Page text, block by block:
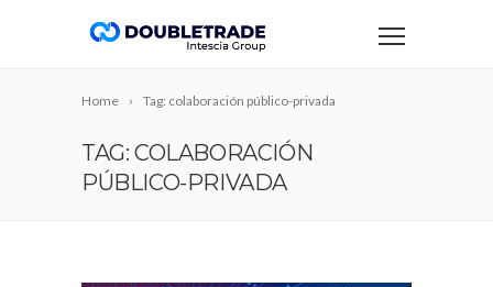
Home Tag: colaboración público-privada
TAG: COLABORACIÓN
PÚBLICO-PRIVADA